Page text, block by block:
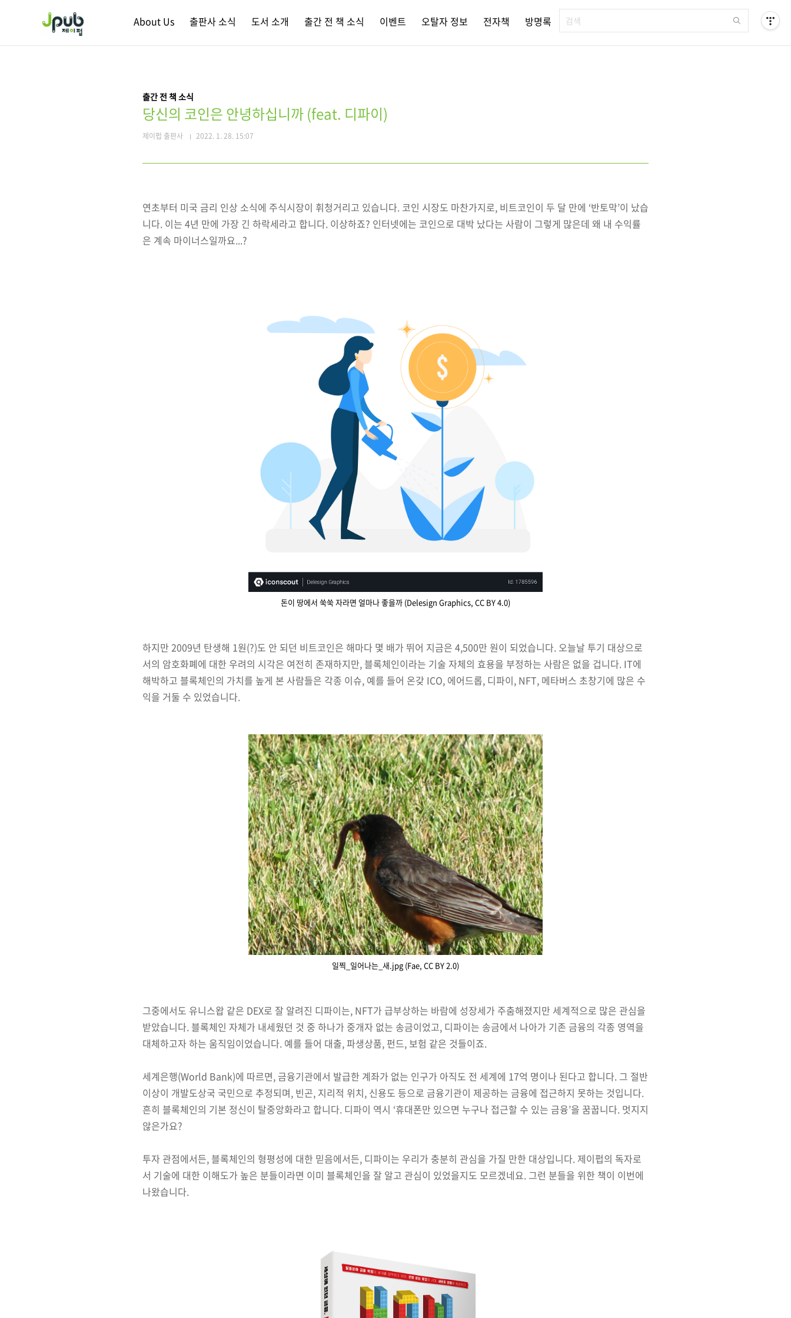
About Us 출판사 소식 도서 소개 출간 전 책 소식 이벤트 오탈자 정보 전자책 방명록
출간 전 책 소식
당신의 코인은 안녕하십니까 (feat. 디파이)
제이펍 출판사 2022. 1. 28. 15:07
연초부터 미국 금리 인상 소식에 주식시장이 휘청거리고 있습니다. 코인 시장도 마찬가지로, 비트코인이 두 달 만에 ‘반토막’이 났습
니다. 이는 4년 만에 가장 긴 하락세라고 합니다. 이상하죠? 인터넷에는 코인으로 대박 났다는 사람이 그렇게 많은데 왜 내 수익률
은 계속 마이너스일까요...?
돈이 땅에서 쑥쑥 자라면 얼마나 좋을까 (Delesign Graphics, CC BY 4.0)
하지만 2009년 탄생해 1원(?)도 안 되던 비트코인은 해마다 몇 배가 뛰어 지금은 4,500만 원이 되었습니다. 오늘날 투기 대상으로
서의 암호화폐에 대한 우려의 시각은 여전히 존재하지만, 블록체인이라는 기술 자체의 효용을 부정하는 사람은 없을 겁니다. IT에
해박하고 블록체인의 가치를 높게 본 사람들은 각종 이슈, 예를 들어 온갖 ICO, 에어드롭, 디파이, NFT, 메타버스 초창기에 많은 수
익을 거둘 수 있었습니다.
일찍_일어나는_새.jpg (Fae, CC BY 2.0)
그중에서도 유니스왑 같은 DEX로 잘 알려진 디파이는, NFT가 급부상하는 바람에 성장세가 주춤해졌지만 세계적으로 많은 관심을
받았습니다. 블록체인 자체가 내세웠던 것 중 하나가 중개자 없는 송금이었고, 디파이는 송금에서 나아가 기존 금융의 각종 영역을
대체하고자 하는 움직임이었습니다. 예를 들어 대출, 파생상품, 펀드, 보험 같은 것들이죠.
세계은행(World Bank)에 따르면, 금융기관에서 발급한 계좌가 없는 인구가 아직도 전 세계에 17억 명이나 된다고 합니다. 그 절반
이상이 개발도상국 국민으로 추정되며, 빈곤, 지리적 위치, 신용도 등으로 금융기관이 제공하는 금융에 접근하지 못하는 것입니다.
흔히 블록체인의 기본 정신이 탈중앙화라고 합니다. 디파이 역시 ‘휴대폰만 있으면 누구나 접근할 수 있는 금융’을 꿈꿉니다. 멋지지
않은가요?
투자 관점에서든, 블록체인의 형평성에 대한 믿음에서든, 디파이는 우리가 충분히 관심을 가질 만한 대상입니다. 제이펍의 독자로
서 기술에 대한 이해도가 높은 분들이라면 이미 블록체인을 잘 알고 관심이 있었을지도 모르겠네요. 그런 분들을 위한 책이 이번에
나왔습니다.